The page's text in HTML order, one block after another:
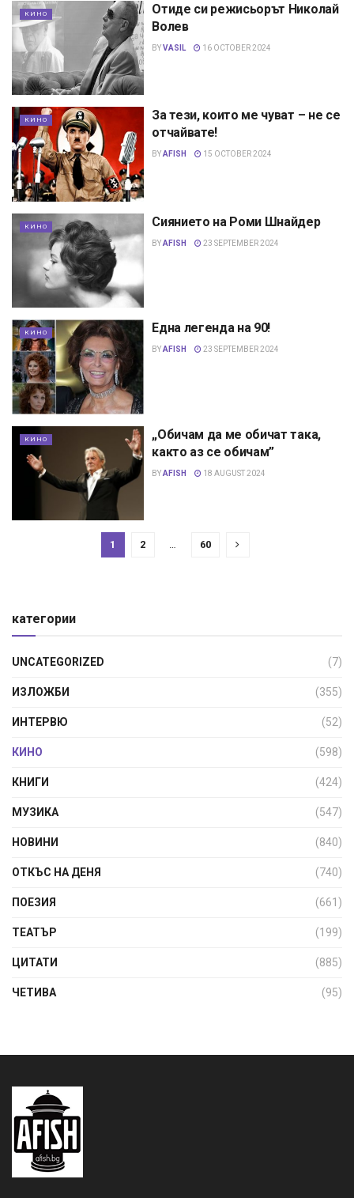
КИНО
Отиде си режисьорът Николай
Волев
BYVASIL 16 OCTOBER 2024
КИНО
За тези, които ме чуват – не се
отчайвате!
BYAFISH 15 OCTOBER 2024
КИНО Сиянието на Роми Шнайдер
BYAFISH 23 SEPTEMBER 2024
КИНО Една легенда на 90!
BYAFISH 23 SEPTEMBER 2024
КИНО
„Обичам да ме обичат така,
както аз се обичам”
BYAFISH 18 AUGUST 2024
1 2 … 60
категории
UNCATEGORIZED (7)
ИЗЛОЖБИ (355)
ИНТЕРВЮ (52)
КИНО (598)
КНИГИ (424)
МУЗИКА (547)
НОВИНИ (840)
ОТКЪС НА ДЕНЯ (740)
ПОЕЗИЯ (661)
ТЕАТЪР (199)
ЦИТАТИ (885)
ЧЕТИВА (95)